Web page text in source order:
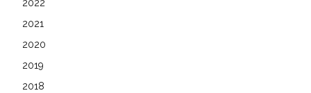
2022
2021
2020
2019
2018